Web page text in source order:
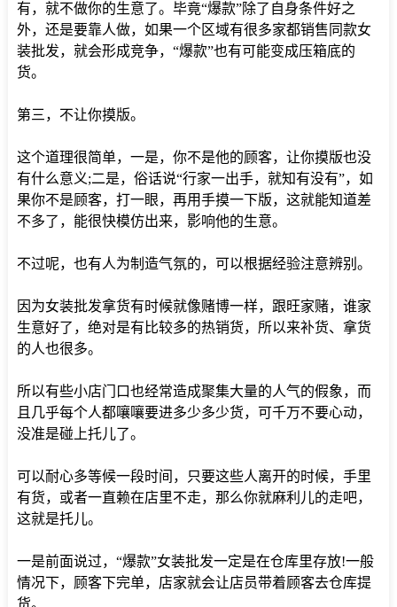
有，就不做你的生意了。毕竟“爆款”除了自身条件好之
外，还是要靠人做，如果一个区域有很多家都销售同款女
装批发，就会形成竞争，“爆款”也有可能变成压箱底的
货。
第三，不让你摸版。
这个道理很简单，一是，你不是他的顾客，让你摸版也没
有什么意义;二是，俗话说“行家一出手，就知有没有”，如
果你不是顾客，打一眼，再用手摸一下版，这就能知道差
不多了，能很快模仿出来，影响他的生意。
不过呢，也有人为制造气氛的，可以根据经验注意辨别。
因为女装批发拿货有时候就像赌博一样，跟旺家赌，谁家
生意好了，绝对是有比较多的热销货，所以来补货、拿货
的人也很多。
所以有些小店门口也经常造成聚集大量的人气的假象，而
且几乎每个人都嚷嚷要进多少多少货，可千万不要心动，
没准是碰上托儿了。
可以耐心多等候一段时间，只要这些人离开的时候，手里
有货，或者一直赖在店里不走，那么你就麻利儿的走吧，
这就是托儿。
一是前面说过，“爆款”女装批发一定是在仓库里存放!一般
情况下，顾客下完单，店家就会让店员带着顾客去仓库提
货。